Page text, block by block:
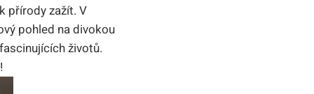
přírody zažít. V
pohled na divokou
životů.